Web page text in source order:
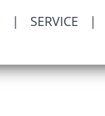
| SERVICE |